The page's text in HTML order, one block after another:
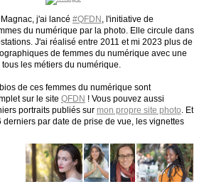
j'ai lancé #QFDN
, l'initiative de
du numérique par la photo. Elle circule dans
J'ai réalisé entre 2011 et mi 2023 plus de
de femmes du numérique avec une
les métiers du numérique.
de ces femmes du numérique sont
sur le site QFDN ! Vous pouvez aussi
portraits publiés sur mon propre site photo . Et
derniers par date de prise de vue, les vignettes